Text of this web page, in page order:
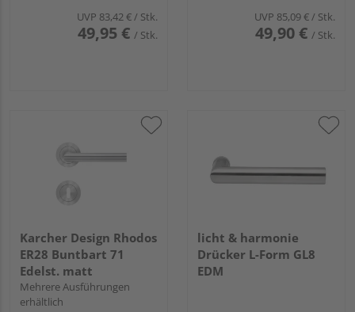
UVP 83,42 €/ Stk.
49,95 € / Stk.
UVP 85,09 €/ Stk.
49,90 € / Stk.
Karcher Design Rhodos
ER28 Buntbart 71
Edelst. matt
Mehrere Ausführungen
erhältlich
licht & harmonie
Drücker L-Form GL8
EDM